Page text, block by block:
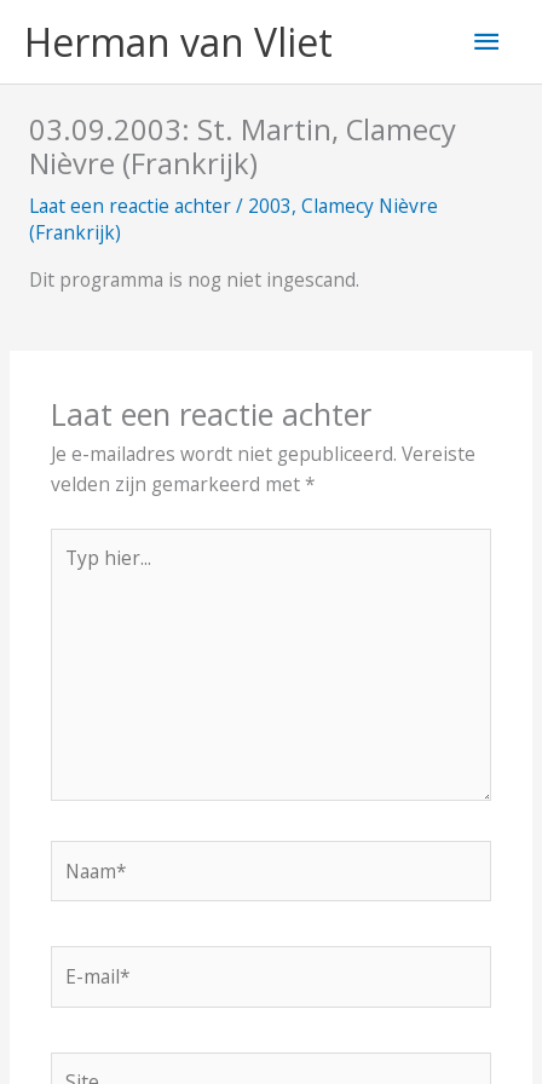
naarHerman van Vliet
03.09.2003: St. Martin, Clamecy
Nièvre (Frankrijk)
Laat een reactie achter/ 2003, Clamecy Nièvre
(Frankrijk)
Dit programma is nog niet ingescand.
Laat een reactie achter
Je e-mailadres wordt niet gepubliceerd. Vereiste
velden zijn gemarkeerd met*
hier...
mail*